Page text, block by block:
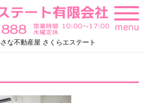
な不動産屋 さくらエステート
menu